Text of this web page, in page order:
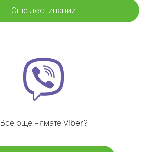
Още дестинации
Все още нямате Viber?